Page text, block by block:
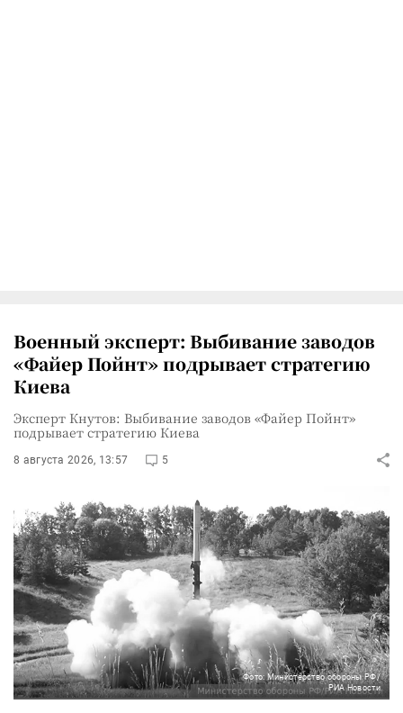
Военный эксперт: Выбивание заводов
«Файер Пойнт» подрывает стратегию
Киева
Эксперт Кнутов: Выбивание заводов «Файер Пойнт»
подрывает стратегию Киева
8 августа 2026, 13:57 5
Фото: Министерство обороны РФ/
РИА Новости